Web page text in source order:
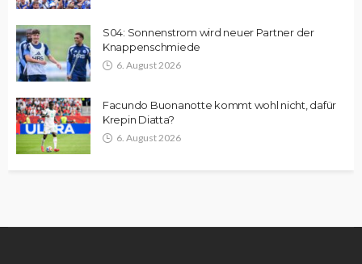
S04: Sonnenstrom wird neuer Partner der
Knappenschmiede
6. August 2026
Facundo Buonanotte kommt wohl nicht, dafür
Krepin Diatta?
6. August 2026